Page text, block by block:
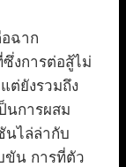
ฉาก
งการต่อสู้ไม่
ต่ยังรวมถึง
นการผสม
นไล่ล่ากับ
ขัน การที่ตัว